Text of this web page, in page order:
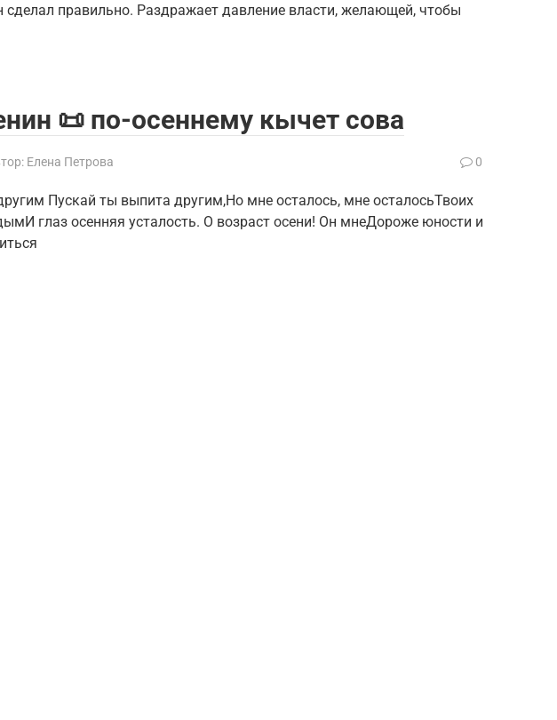
сделал правильно. Раздражает давление власти, желающей, чтобы
📜 по-осеннему кычет сова
Елена Петрова 0
Пускай ты выпита другим,Но мне осталось, мне осталосьТвоих
глаз осенняя усталость. О возраст осени! Он мнеДороже юности и